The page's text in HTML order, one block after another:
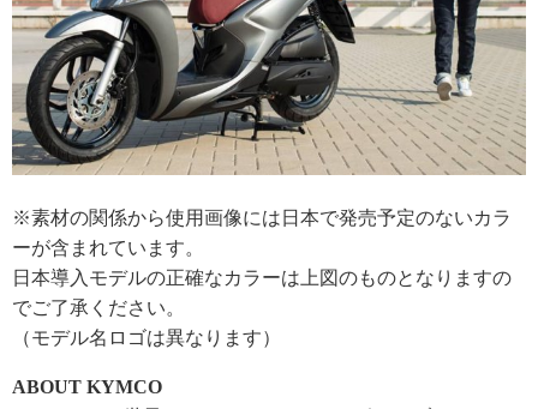
※素材の関係から使用画像には日本で発売予定のないカラ
ーが含まれています。
日本導入モデルの正確なカラーは上図のものとなりますの
でご了承ください。
（モデル名ロゴは異なります）
ABOUT KYMCO